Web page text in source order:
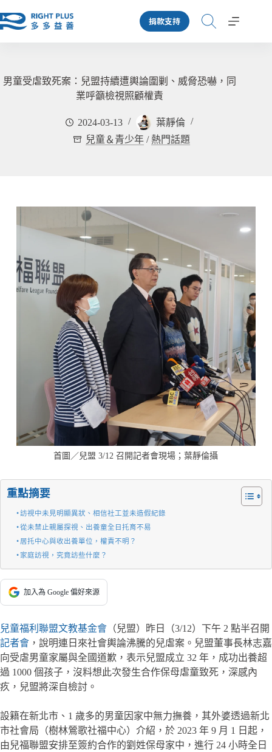
至
容
捐款支持
男童受虐致死案：兒盟持續遭輿論圍剿、威脅恐嚇，同
業呼籲檢視照顧權責
2024-03-13
葉靜倫
兒童＆青少年 / 熱門話題
首圖／兒盟 3/12 召開記者會現場；葉靜倫攝
重點摘要
訪視中未見明顯異狀、相信社工並未造假紀錄
從未禁止親屬探視、出養童全日托育不易
居托中心與收出養單位，權責不明？
家庭訪視，究竟訪些什麼？
加入為 Google 偏好來源
兒童福利聯盟文教基金會 （兒盟）昨日（3/12）下午 2 點半召開
記者會 ，說明連日來社會輿論沸騰的兒虐案。兒盟董事長林志嘉
向受虐男童家屬與全國道歉，表示兒盟成立 32 年，成功出養超
過 1000 個孩子，沒料想此次發生合作保母虐童致死，深感內
疚，兒盟將深自檢討。
設籍在新北市、1 歲多的男童因家中無力撫養，其外婆透過新北
市社會局（樹林鶯歌社福中心）介紹，於 2023 年 9 月 1 日起，
由兒福聯盟安排至簽約合作的劉姓保母家中，進行 24 小時全日